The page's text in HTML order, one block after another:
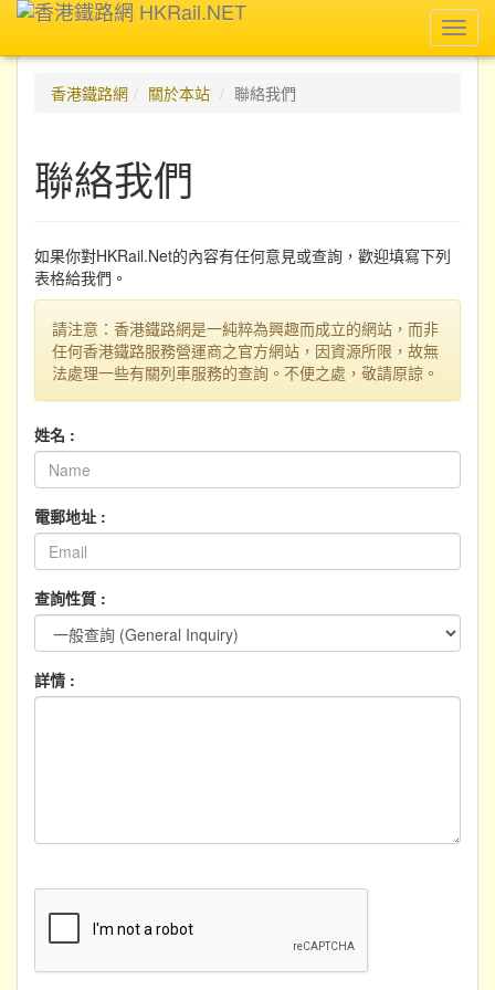
香港鐵路網
關於本站 聯絡我們
聯絡我們
如果你對HKRail.Net的內容有任何意見或查詢，歡迎填寫下列
表格給我們。
請注意：香港鐵路網是一純粹為興趣而成立的網站，而非
任何香港鐵路服務營運商之官方網站，因資源所限，故無
法處理一些有關列車服務的查詢。不便之處，敬請原諒。
姓名 :
電郵地址 :
查詢性質 :
詳情 :